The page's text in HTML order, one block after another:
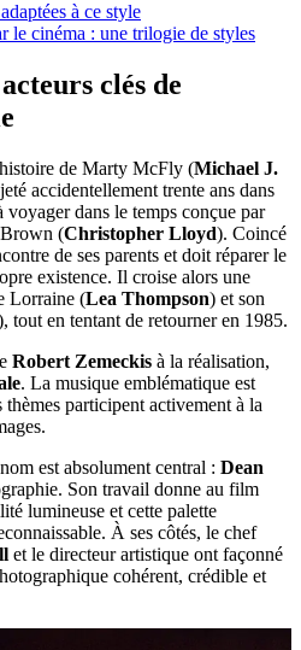
à ce style
le cinéma : une trilogie de styles
clés de
de Marty McFly (Michael J.
accidentellement trente ans dans
voyager dans le temps conçue par
Brown (Christopher Lloyd). Coincé
de ses parents et doit réparer le
existence. Il croise alors une
Lorraine (Lea Thompson) et son
tout en tentant de retourner en 1985.
Robert Zemeckis à la réalisation,
. La musique emblématique est
thèmes participent activement à la
est absolument central : Dean
Son travail donne au film
lumineuse et cette palette
À ses côtés, le chef
et le directeur artistique ont façonné
cohérent, crédible et